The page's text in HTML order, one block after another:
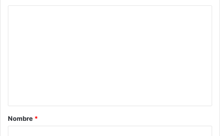
rNombre *